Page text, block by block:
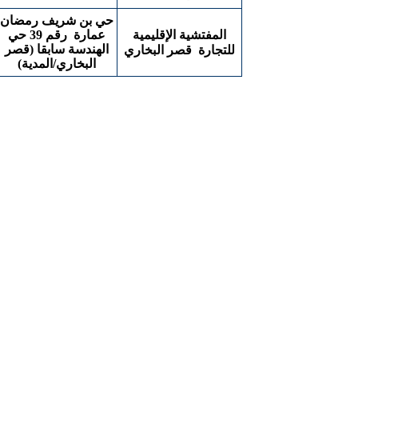
المفتشية الإقليمية
للتجارة قصر البخاري
حي بن شريف رمضان
عمارة
رقم 39 حي
الهندسة سابقا (قصر
البخاري/المدية)